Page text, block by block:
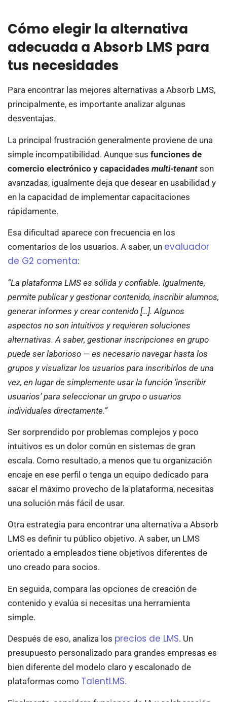
Cómo elegir la alternativa
adecuada a Absorb LMS para
tus necesidades
Para encontrar las mejores alternativas a Absorb LMS,
principalmente, es importante analizar algunas
desventajas.
La principal frustración generalmente proviene de una
simple incompatibilidad. Aunque sus funciones de
comercio electrónico y capacidades multi-tenant son
avanzadas, igualmente deja que desear en usabilidad y
en la capacidad de implementar capacitaciones
rápidamente.
Esa dificultad aparece con frecuencia en los
comentarios de los usuarios. A saber, un evaluador
de G2 comenta:
“La plataforma LMS es sólida y confiable. Igualmente,
permite publicar y gestionar contenido, inscribir alumnos,
generar informes y crear contenido […]. Algunos
aspectos no son intuitivos y requieren soluciones
alternativas. A saber, gestionar inscripciones en grupo
puede ser laborioso — es necesario navegar hasta los
grupos y visualizar los usuarios para inscribirlos de una
vez, en lugar de simplemente usar la función ‘inscribir
usuarios’ para seleccionar un grupo o usuarios
individuales directamente.”
Ser sorprendido por problemas complejos y poco
intuitivos es un dolor común en sistemas de gran
escala. Como resultado, a menos que tu organización
encaje en ese perfil o tenga un equipo dedicado para
sacar el máximo provecho de la plataforma, necesitas
una solución más fácil de usar.
Otra estrategia para encontrar una alternativa a Absorb
LMS es definir tu público objetivo. A saber, un LMS
orientado a empleados tiene objetivos diferentes de
uno creado para socios.
En seguida, compara las opciones de creación de
contenido y evalúa si necesitas una herramienta
simple.
Después de eso, analiza los precios de LMS. Un
presupuesto personalizado para grandes empresas es
bien diferente del modelo claro y escalonado de
plataformas como TalentLMS.